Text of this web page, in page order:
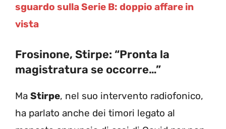
sguardo sulla Serie B: doppio affare in
vista
Frosinone, Stirpe: “Pronta la
magistratura se occorre…”
Ma Stirpe, nel suo intervento radiofonico,
ha parlato anche dei timori legato al